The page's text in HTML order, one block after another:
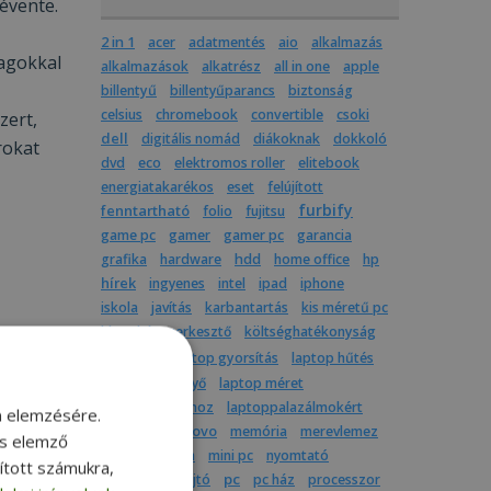
2 in 1 acer adatmentés aio
alkalmazás
alkalmazások
alkatrész all in one
apple
billentyű
billentyűparancs
biztonság
celsius
chromebook convertible csoki
dell digitális nomád diákoknak
dokkoló
dvd
eco elektromos roller
elitebook
energiatakarékos
eset felújított
fenntartható folio fujitsu furbify
game pc gamer gamer pc
garancia
grafika
hardware hdd home office hp
hírek ingyenes intel ipad
iphone
iskola
javítás karbantartás
kis méretű pc
kkv
képszerkesztő költséghatékonyság
laptop gyorsítás
laptop hűtés
laptop képernyő
laptop méret
laptop utazáshoz
laptoppalazálmokért
lenovo memória
merevlemez
mindenegyben
mini pc
nyomtató
optikai meghajtó
pc pc ház
processzor
elemzésére.
elemző
számukra,